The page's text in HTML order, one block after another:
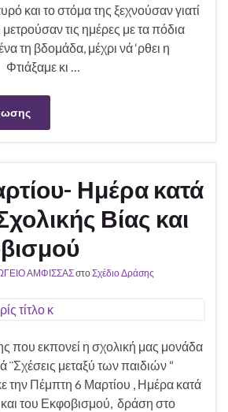
και το στόμα της ξεχνούσαν γιατί
τις ημέρες με τα πόδια
τη βδομάδα, μέχρι νά ‘ρθει η
κι …
Ημέρα κατά
Βίας και
ΑΜΦΙΣΣΑΣστοΣχέδιο Δράσης
που εκπονεί η σχολική μας μονάδα
¨Σχέσεις μεταξύ των παιδιών “
την Πέμπτη 6 Μαρτίου , Ημέρα κατά
και του Εκφοβισμού, δράση στο